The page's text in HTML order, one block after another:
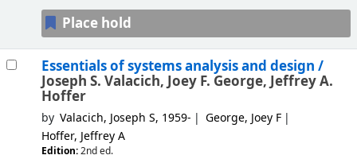
Place hold
Essentials of systems analysis and design /
Joseph S. Valacich, Joey F. George, Jeffrey A.
Hoffer
by Valacich, Joseph S, 1959-
George, Joey F
Hoffer, Jeffrey A
Edition:2nd ed.